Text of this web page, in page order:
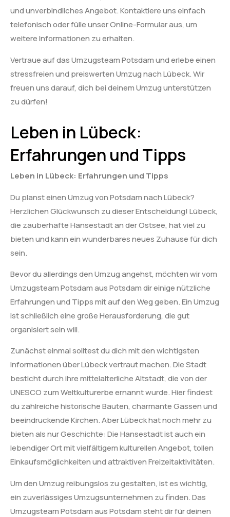
und unverbindliches Angebot. Kontaktiere uns einfach
telefonisch oder fülle unser Online-Formular aus, um
weitere Informationen zu erhalten.
Vertraue auf das Umzugsteam Potsdam und erlebe einen
stressfreien und preiswerten Umzug nach Lübeck. Wir
freuen uns darauf, dich bei deinem Umzug unterstützen
zu dürfen!
Leben in Lübeck:
Erfahrungen und Tipps
Leben in Lübeck: Erfahrungen und Tipps
Du planst einen Umzug von Potsdam nach Lübeck?
Herzlichen Glückwunsch zu dieser Entscheidung! Lübeck,
die zauberhafte Hansestadt an der Ostsee, hat viel zu
bieten und kann ein wunderbares neues Zuhause für dich
sein.
Bevor du allerdings den Umzug angehst, möchten wir vom
Umzugsteam Potsdam aus Potsdam dir einige nützliche
Erfahrungen und Tipps mit auf den Weg geben. Ein Umzug
ist schließlich eine große Herausforderung, die gut
organisiert sein will.
Zunächst einmal solltest du dich mit den wichtigsten
Informationen über Lübeck vertraut machen. Die Stadt
besticht durch ihre mittelalterliche Altstadt, die von der
UNESCO zum Weltkulturerbe ernannt wurde. Hier findest
du zahlreiche historische Bauten, charmante Gassen und
beeindruckende Kirchen. Aber Lübeck hat noch mehr zu
bieten als nur Geschichte: Die Hansestadt ist auch ein
lebendiger Ort mit vielfältigem kulturellen Angebot, tollen
Einkaufsmöglichkeiten und attraktiven Freizeitaktivitäten.
Um den Umzug reibungslos zu gestalten, ist es wichtig,
ein zuverlässiges Umzugsunternehmen zu finden. Das
Umzugsteam Potsdam aus Potsdam steht dir für deinen